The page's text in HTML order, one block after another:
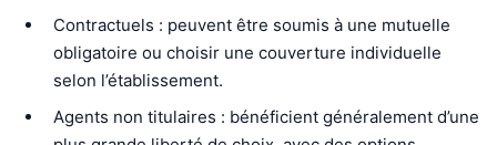
Contractuels : peuvent être soumis à une mutuelle
obligatoire ou choisir une couverture individuelle
selon l’établissement.
Agents non titulaires : bénéficient généralement d’une